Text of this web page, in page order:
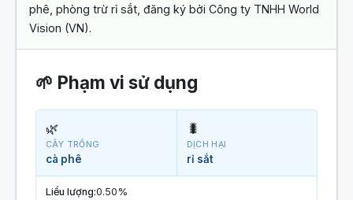
phê, phòng trừ rỉ sắt, đăng ký bởi Công ty TNHH World
Vision (VN).
🌱 Phạm vi sử dụng
🌿
CÂY TRỒNG
cà phê
🐛
DỊCH HẠI
rỉ sắt
Liều lượng:0.50%